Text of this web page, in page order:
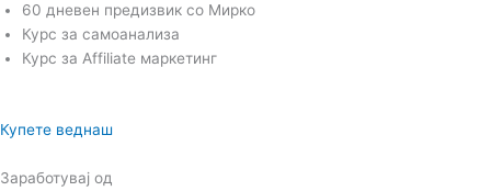
60 дневен предизвик со Мирко
Курс за самоанализа
Курс за Affiliate маркетинг
Купете веднаш
Заработувај од